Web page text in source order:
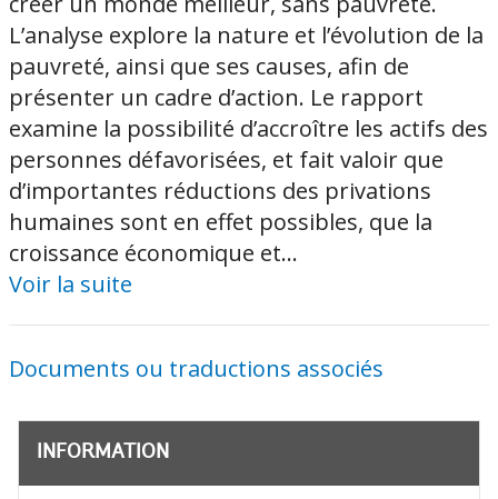
L’analyse explore la nature et l’évolution de la
pauvreté, ainsi que ses causes, afin de
présenter un cadre d’action. Le rapport
examine la possibilité d’accroître les actifs des
personnes défavorisées, et fait valoir que
d’importantes réductions des privations
humaines sont en effet possibles, que la
croissance économique et...
Voir la suite
Documents ou traductions associés
INFORMATION